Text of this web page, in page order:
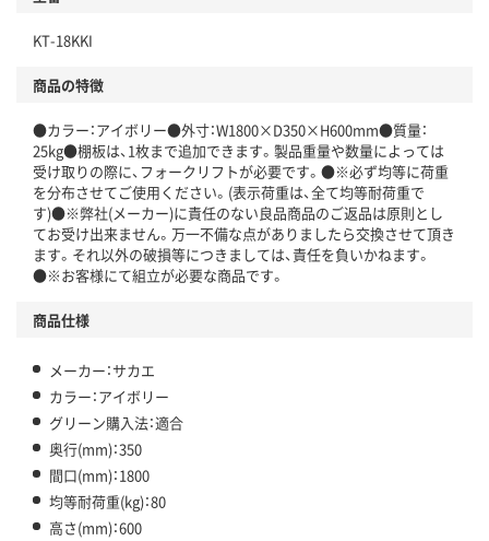
KT-18KKI
商品の特徴
●カラー：アイボリー●外寸：W1800×D350×H600mm●質量：
25kg●棚板は、1枚まで追加できます。製品重量や数量によっては
受け取りの際に、フォークリフトが必要です。●※必ず均等に荷重
を分布させてご使用ください。(表示荷重は、全て均等耐荷重で
す)●※弊社(メーカー)に責任のない良品商品のご返品は原則とし
てお受け出来ません。万一不備な点がありましたら交換させて頂き
ます。それ以外の破損等につきましては、責任を負いかねます。
●※お客様にて組立が必要な商品です。
商品仕様
メーカー：サカエ
カラー：アイボリー
グリーン購入法：適合
奥行(mm)：350
間口(mm)：1800
均等耐荷重(kg)：80
高さ(mm)：600